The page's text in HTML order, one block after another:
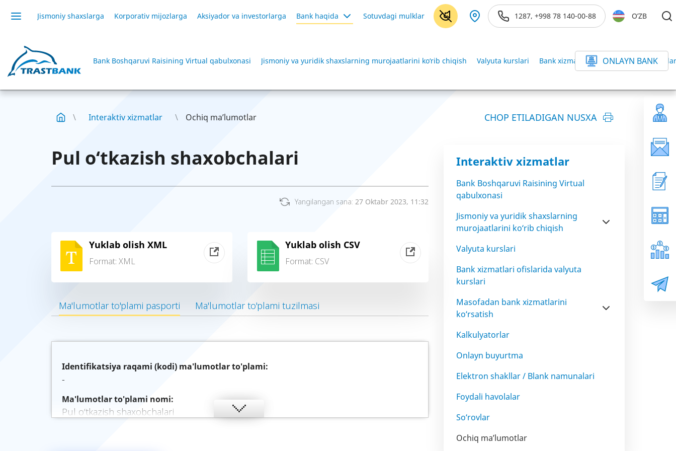
Jismoniy shaxslarga Korporativ mijozlarga Aksiyador va investorlarga Bank haqida Sotuvdagi mulklar 1287, +998 78 140-00-88 O’ZB
Bank Boshqaruvi Raisining Virtual qabulxonasi Jismoniy va yuridik shaxslarning murojaatlarini ko‘rib chiqish Valyuta kurslari Bank xizmatlari ofislarida valyuta
ONLAYN BANK
Interaktiv xizmatlar Ochiq ma’lumotlar CHOP ETILADIGAN NUSXA
Pul o‘tkazish shaxobchalari
Yangilangan sana: 27 Oktabr 2023, 11:32
Yuklab olish XML
Format: XML
Yuklab olish CSV
Format: CSV
Ma'lumotlar to'plami pasporti Ma'lumotlar to'plami tuzilmasi
Identifikatsiya raqami (kodi) ma'lumotlar to'plami:
-
Ma'lumotlar to'plami nomi:
Pul o‘tkazish shaxobchalari
Interaktiv xizmatlar
Bank Boshqaruvi Raisining Virtual
qabulxonasi
Jismoniy va yuridik shaxslarning
murojaatlarini ko‘rib chiqish
Valyuta kurslari
Bank xizmatlari ofislarida valyuta
kurslari
Masofadan bank xizmatlarini
ko‘rsatish
Kalkulyatorlar
Onlayn buyurtma
Elektron shakllar / Blank namunalari
Foydali havolalar
So‘rovlar
Ochiq ma’lumotlar